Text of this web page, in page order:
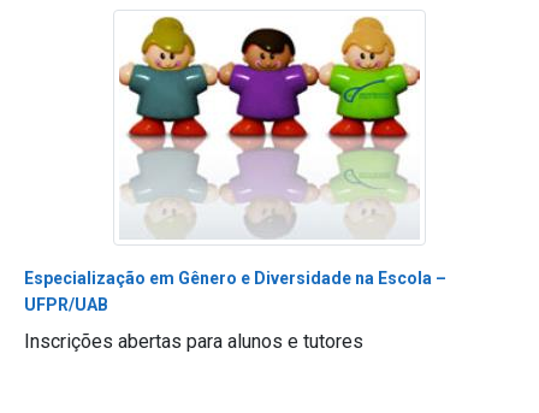
Especialização em Gênero e Diversidade na Escola –
UFPR/UAB
Inscrições abertas para alunos e tutores